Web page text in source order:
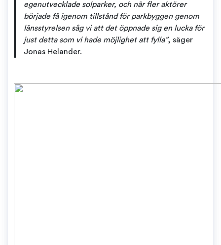
egenutvecklade solparker, och när fler aktörer
började få igenom tillstånd för parkbyggen genom
länsstyrelsen såg vi att det öppnade sig en lucka för
just detta som vi hade möjlighet att fylla”, säger
Jonas Helander.